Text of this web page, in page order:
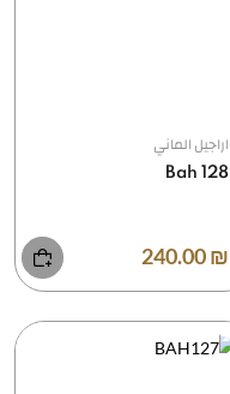
اراجيل الماني
Bah 128
₪ 240.00